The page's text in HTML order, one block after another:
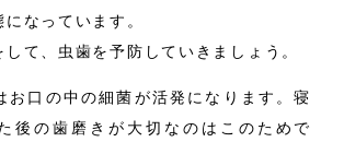
なっています。
て、虫歯を予防していきましょう。
お口の中の細菌が活発になります。寝
後の歯磨きが大切なのはこのためで